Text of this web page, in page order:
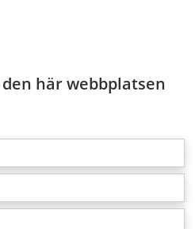
här webbplatsen